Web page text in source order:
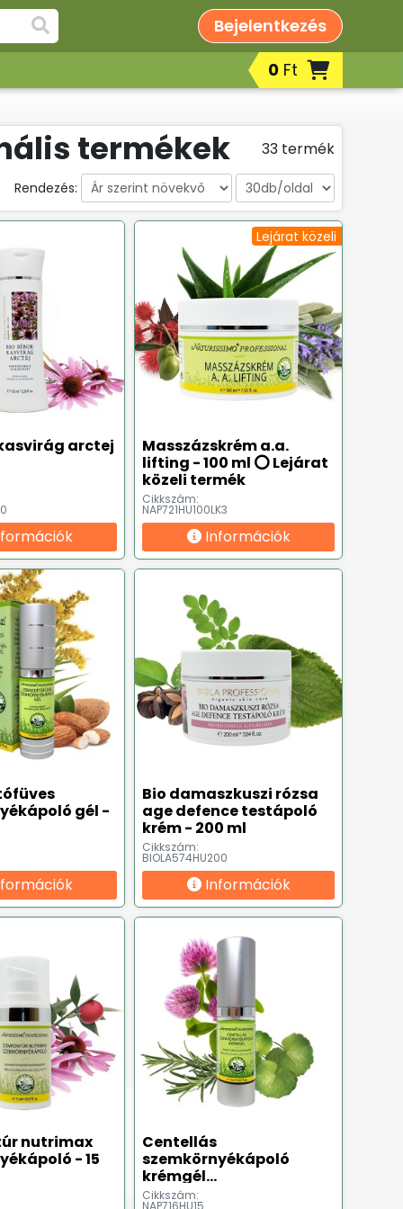
Bejelentkezés
0 Ft
termékek 33 termék
Rendezés:
arctej
Lejárat közeli
Masszázskrém a.a.
lifting - 100 ml ⭕ Lejárat
közeli termék
Cikkszám:
NAP721HU100LK3
Információk
gél -
Bio damaszkuszi rózsa
age defence testápoló
krém - 200 ml
Cikkszám:
BIOLA574HU200
Információk
nutrimax
- 15
Centellás
szemkörnyékápoló
krémgél
(dermatológiailag
Cikkszám:
NAP716HU15